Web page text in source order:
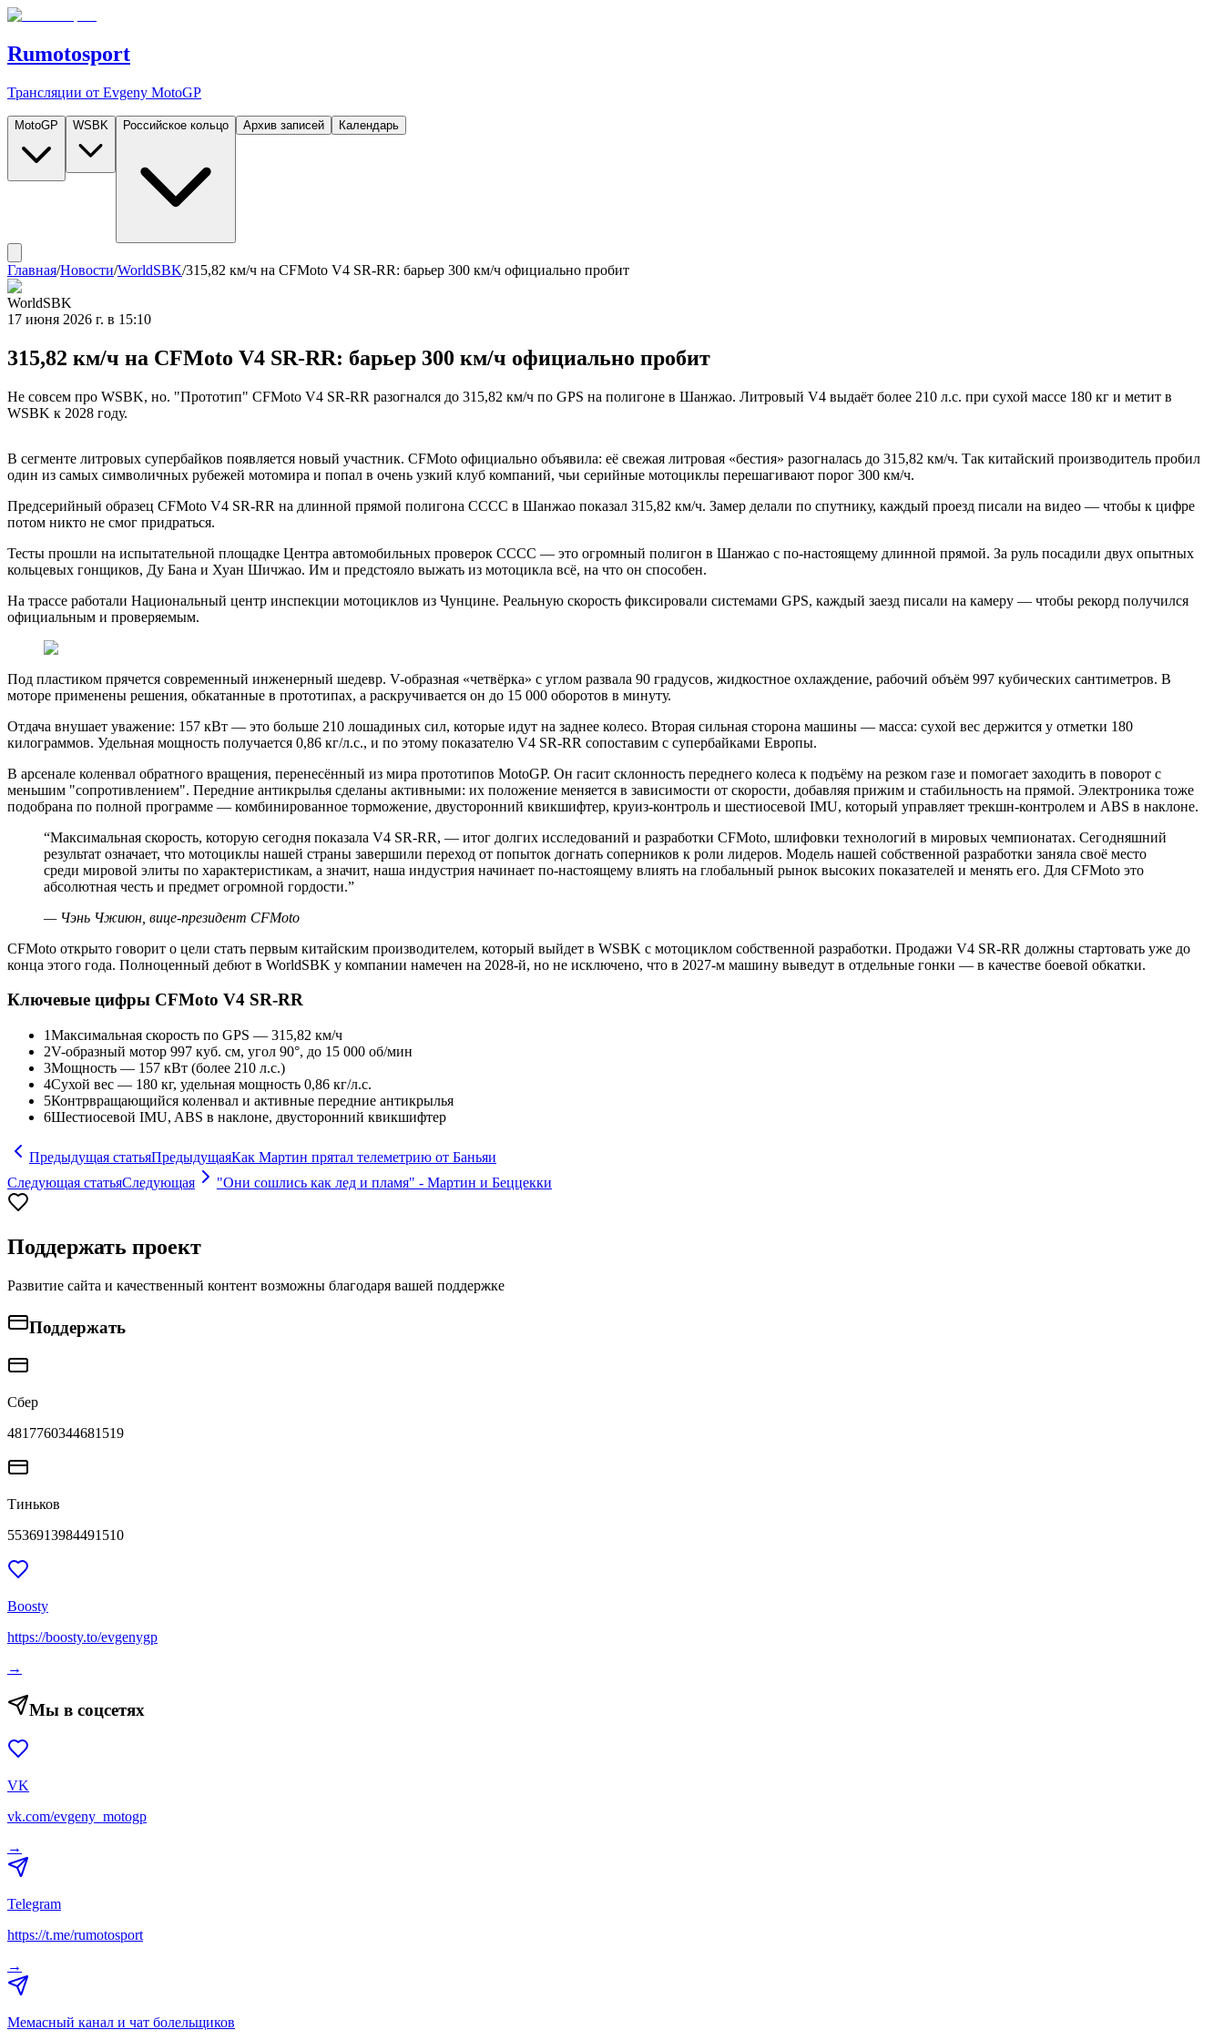
Rumotosport
Трансляции от Evgeny MotoGP
MotoGP WSBK Российское кольцо Архив записей Календарь
Главная/Новости/WorldSBK/315,82 км/ч на CFMoto V4 SR-RR: барьер 300 км/ч официально пробит
WorldSBK
17 июня 2026 г. в 15:10
315,82 км/ч на CFMoto V4 SR-RR: барьер 300 км/ч официально пробит
Не совсем про WSBK, но. "Прототип" CFMoto V4 SR-RR разогнался до 315,82 км/ч по GPS на полигоне в Шанжао. Литровый V4 выдаёт более 210 л.с. при сухой массе 180 кг и метит в
WSBK к 2028 году.
В сегменте литровых супербайков появляется новый участник. CFMoto официально объявила: её свежая литровая «бестия» разогналась до 315,82 км/ч. Так китайский производитель пробил
один из самых символичных рубежей мотомира и попал в очень узкий клуб компаний, чьи серийные мотоциклы перешагивают порог 300 км/ч.
Предсерийный образец CFMoto V4 SR-RR на длинной прямой полигона CCCC в Шанжао показал 315,82 км/ч. Замер делали по спутнику, каждый проезд писали на видео — чтобы к цифре
потом никто не смог придраться.
Тесты прошли на испытательной площадке Центра автомобильных проверок CCCC — это огромный полигон в Шанжао с по-настоящему длинной прямой. За руль посадили двух опытных
кольцевых гонщиков, Ду Бана и Хуан Шичжао. Им и предстояло выжать из мотоцикла всё, на что он способен.
На трассе работали Национальный центр инспекции мотоциклов из Чунцине. Реальную скорость фиксировали системами GPS, каждый заезд писали на камеру — чтобы рекорд получился
официальным и проверяемым.
Под пластиком прячется современный инженерный шедевр. V-образная «четвёрка» с углом развала 90 градусов, жидкостное охлаждение, рабочий объём 997 кубических сантиметров. В
моторе применены решения, обкатанные в прототипах, а раскручивается он до 15 000 оборотов в минуту.
Отдача внушает уважение: 157 кВт — это больше 210 лошадиных сил, которые идут на заднее колесо. Вторая сильная сторона машины — масса: сухой вес держится у отметки 180
килограммов. Удельная мощность получается 0,86 кг/л.с., и по этому показателю V4 SR-RR сопоставим с супербайками Европы.
В арсенале коленвал обратного вращения, перенесённый из мира прототипов MotoGP. Он гасит склонность переднего колеса к подъёму на резком газе и помогает заходить в поворот с
меньшим "сопротивлением". Передние антикрылья сделаны активными: их положение меняется в зависимости от скорости, добавляя прижим и стабильность на прямой. Электроника тоже
подобрана по полной программе — комбинированное торможение, двусторонний квикшифтер, круиз-контроль и шестиосевой IMU, который управляет трекшн-контролем и ABS в наклоне.
“Максимальная скорость, которую сегодня показала V4 SR-RR, — итог долгих исследований и разработки CFMoto, шлифовки технологий в мировых чемпионатах. Сегодняшний
результат означает, что мотоциклы нашей страны завершили переход от попыток догнать соперников к роли лидеров. Модель нашей собственной разработки заняла своё место
среди мировой элиты по характеристикам, а значит, наша индустрия начинает по-настоящему влиять на глобальный рынок высоких показателей и менять его. Для CFMoto это
абсолютная честь и предмет огромной гордости.”
— Чэнь Чжиюн, вице-президент CFMoto
CFMoto открыто говорит о цели стать первым китайским производителем, который выйдет в WSBK с мотоциклом собственной разработки. Продажи V4 SR-RR должны стартовать уже до
конца этого года. Полноценный дебют в WorldSBK у компании намечен на 2028-й, но не исключено, что в 2027-м машину выведут в отдельные гонки — в качестве боевой обкатки.
Ключевые цифры CFMoto V4 SR-RR
1Максимальная скорость по GPS — 315,82 км/ч
2V-образный мотор 997 куб. см, угол 90°, до 15 000 об/мин
3Мощность — 157 кВт (более 210 л.с.)
4Сухой вес — 180 кг, удельная мощность 0,86 кг/л.с.
5Контрвращающийся коленвал и активные передние антикрылья
6Шестиосевой IMU, ABS в наклоне, двусторонний квикшифтер
Предыдущая статьяПредыдущаяКак Мартин прятал телеметрию от Баньяи
Следующая статьяСледующая "Они сошлись как лед и пламя" - Мартин и Беццекки
Поддержать проект
Развитие сайта и качественный контент возможны благодаря вашей поддержке
Поддержать
Сбер
4817760344681519
Тиньков
5536913984491510
Boosty
https://boosty.to/evgenygp
→
Мы в соцсетях
VK
vk.com/evgeny_motogp
→
Telegram
https://t.me/rumotosport
→
Мемасный канал и чат болельщиков